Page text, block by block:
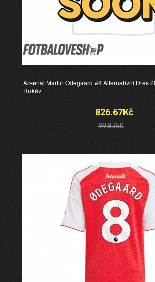
Arsenal Martin Odegaard #8 Alternativní Dres
Rukáv
826.67Kč
99.8750